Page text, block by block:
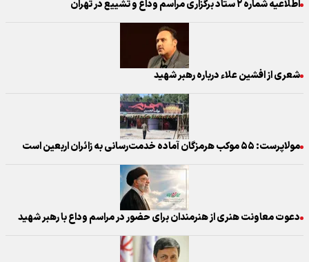
اطلاعیه شماره ۲ ستاد برگزاری مراسم وداع و تشییع در تهران
شعری از افشین علاء درباره رهبر شهید
مولاپرست: ۵۵ موکب هرمزگان آماده خدمت‌رسانی به زائران اربعین است
دعوت معاونت هنری از هنرمندان برای حضور در مراسم وداع با رهبر شهید